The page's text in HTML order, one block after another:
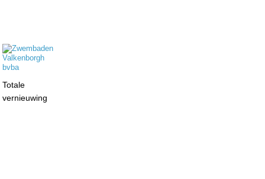
Totale
vernieuwing